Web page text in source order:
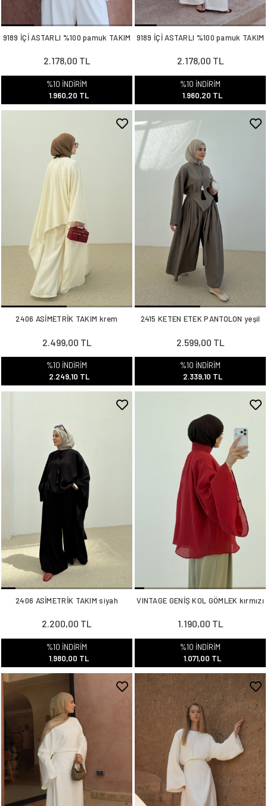
9189 İÇİ ASTARLI %100 pamuk TAKIM
2.178,00 TL
%10 İNDİRİM
1.960,20 TL
9189 İÇİ ASTARLI %100 pamuk TAKIM
2.178,00 TL
%10 İNDİRİM
1.960,20 TL
2406 ASİMETRİK TAKIM krem
2.499,00 TL
%10 İNDİRİM
2.249,10 TL
2415 KETEN ETEK PANTOLON yeşil
2.599,00 TL
%10 İNDİRİM
2.339,10 TL
2406 ASİMETRİK TAKIM siyah
2.200,00 TL
%10 İNDİRİM
1.980,00 TL
VINTAGE GENİŞ KOL GÖMLEK kırmızı
1.190,00 TL
%10 İNDİRİM
1.071,00 TL